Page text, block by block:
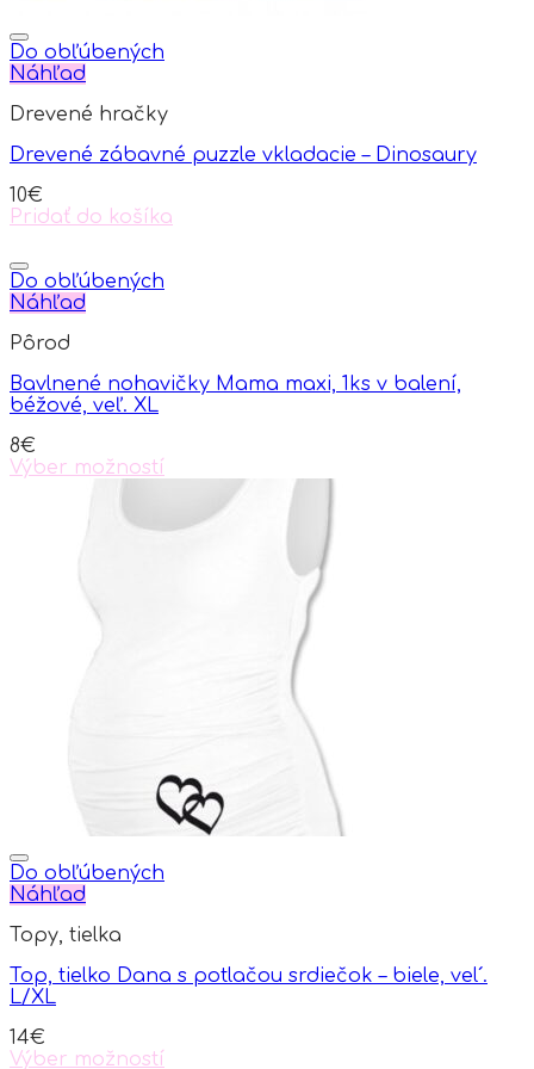
Do obľúbených
Náhľad
Drevené hračky
Drevené zábavné puzzle vkladacie – Dinosaury
10€
Pridať do košíka
Do obľúbených
Náhľad
Pôrod
Bavlnené nohavičky Mama maxi, 1ks v balení,
béžové, veľ. XL
8€
Výber možností
Do obľúbených
Náhľad
Topy, tielka
Top, tielko Dana s potlačou srdiečok – biele, vel´.
L/XL
14€
Výber možností